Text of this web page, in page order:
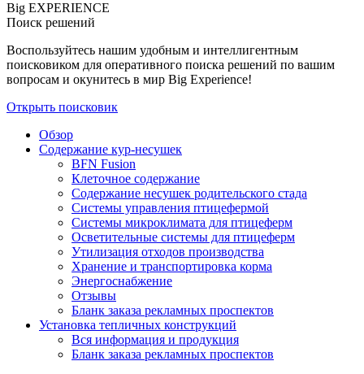
Big EXPERIENCE
Поиск решений
Воспользуйтесь нашим удобным и интеллигентным
поисковиком для оперативного поиска решений по вашим
вопросам и окунитесь в мир Big Experience!
Открыть поисковик
Обзор
Содержание кур-несушек
BFN Fusion
Клеточное содержание
Содержание несушек родительского стада
Системы управления птицефермой
Системы микроклимата для птицеферм
Осветительные системы для птицеферм
Утилизация отходов производства
Хранение и транспортировка корма
Энергоснабжение
Отзывы
Бланк заказа рекламных проспектов
Установка тепличных конструкций
Вся информация и продукция
Бланк заказа рекламных проспектов